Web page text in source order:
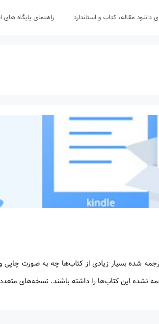
دانلود مقاله، کتاب و استاندارد راهنمای پایگاه های
نشده این کتاب‌ها را داشته باشند. نسخه‌های